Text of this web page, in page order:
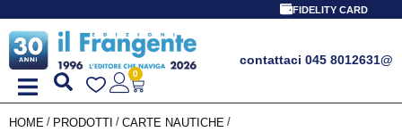
FIDELITY CARD
contattaci 045 8012631@
0
HOME / PRODOTTI / CARTE NAUTICHE /